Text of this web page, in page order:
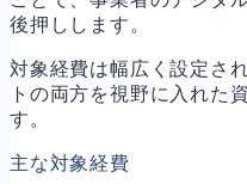
後押しします。
対象経費は幅広く設定さ
トの両方を視野に入れた
す。
主な対象経費